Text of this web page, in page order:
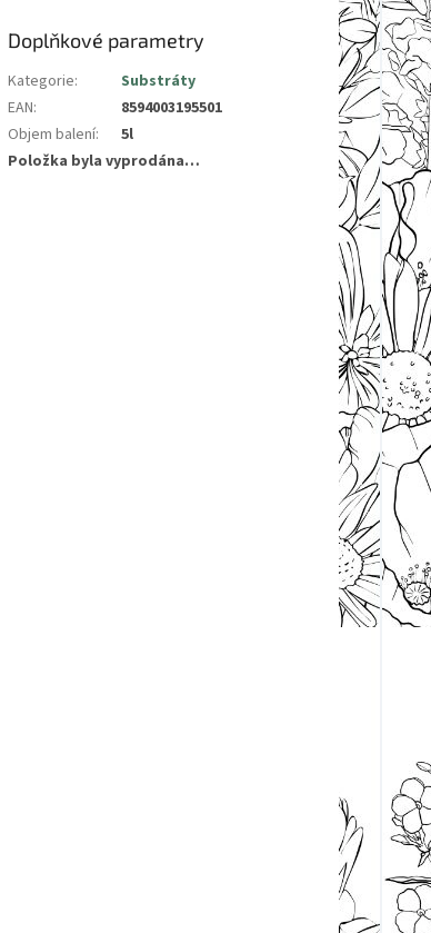
Doplňkové parametry
Kategorie:
Substráty
EAN:
8594003195501
Objem balení:
5l
Položka byla vyprodána…